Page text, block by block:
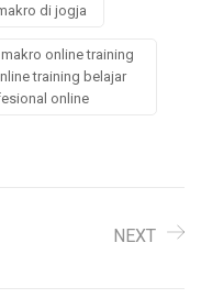
di jogja
online training
training belajar
online
NEXT